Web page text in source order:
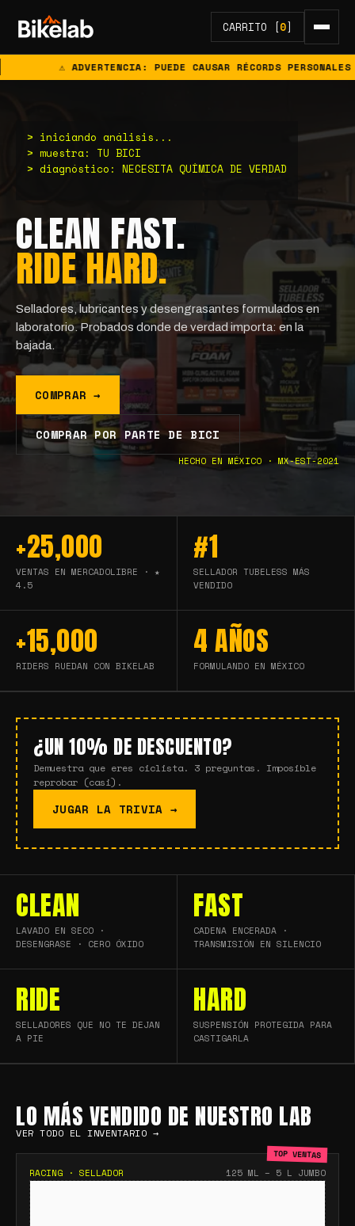
CARRITO [0]
⚠ ADVERTENCIA: PUEDE CAUSAR RÉCORDS PERSONALES
> iniciando análisis...
> muestra: TU BICI
> diagnóstico: NECESITA QUÍMICA DE VERDAD
CLEAN FAST.
RIDE HARD.
Selladores, lubricantes y desengrasantes formulados en
laboratorio. Probados donde de verdad importa: en la
bajada.
COMPRAR →
COMPRAR POR PARTE DE BICI
HECHO EN MÉXICO · MX-EST-2021
+25,000
VENTAS EN MERCADOLIBRE · ★
4.5
#1
SELLADOR TUBELESS MÁS
VENDIDO
+15,000
RIDERS RUEDAN CON BIKELAB
4 AÑOS
FORMULANDO EN MÉXICO
¿UN 10% DE DESCUENTO?
Demuestra que eres ciclista. 3 preguntas. Imposible
reprobar (casi).
JUGAR LA TRIVIA →
CLEAN
LAVADO EN SECO ·
DESENGRASE · CERO ÓXIDO
FAST
CADENA ENCERADA ·
TRANSMISIÓN EN SILENCIO
RIDE
SELLADORES QUE NO TE DEJAN
A PIE
HARD
SUSPENSIÓN PROTEGIDA PARA
CASTIGARLA
LO MÁS VENDIDO DE NUESTRO LAB
VER TODO EL INVENTARIO →
TOP VENTAS
RACING · SELLADOR 125 ML – 5 L JUMBO